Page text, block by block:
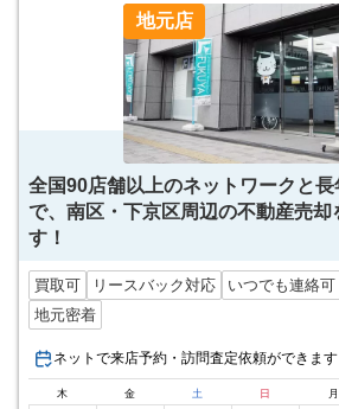
地元店
全国90店舗以上のネットワークと
で、南区・下京区周辺の不動産売却
す！
買取可 リースバック対応 いつでも連絡可
地元密着
ネットで来店予約・訪問査定依頼ができます
木 金 土 日 月